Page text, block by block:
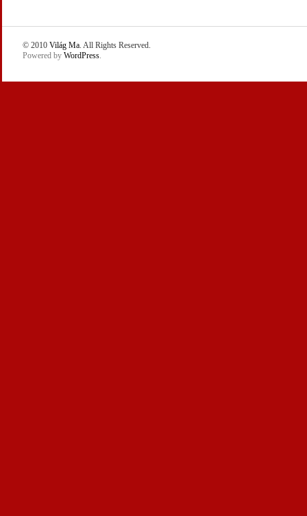
© 2010 Világ Ma. All Rights Reserved.
Powered by WordPress.